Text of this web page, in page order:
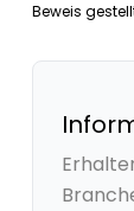
Beweis